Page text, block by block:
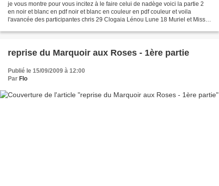
je vous montre pour vous incitez à le faire celui de nadège voici la partie 2
en noir et blanc en pdf noir et blanc en couleur en pdf couleur et voila
l'avancée des participantes chris 29 Clogaia Lénou Lune 18 Muriel et Miss
reprise du Marquoir aux Roses - 1ère partie
Publié le 15/09/2009 à 12:00
Par Flo